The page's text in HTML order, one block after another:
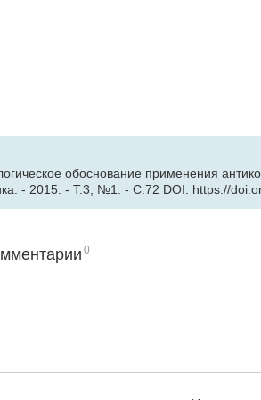
обоснование применения
- 2015. - Т.3, №1. - С.72 DOI: https://
0